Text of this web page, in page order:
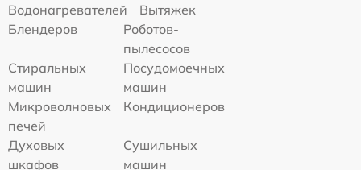
Водонагревателей
Вытяжек
Блендеров
Роботов-
пылесосов
Стиральных
машин
Посудомоечных
машин
Микроволновых
печей
Кондиционеров
Духовых
шкафов
Сушильных
машин